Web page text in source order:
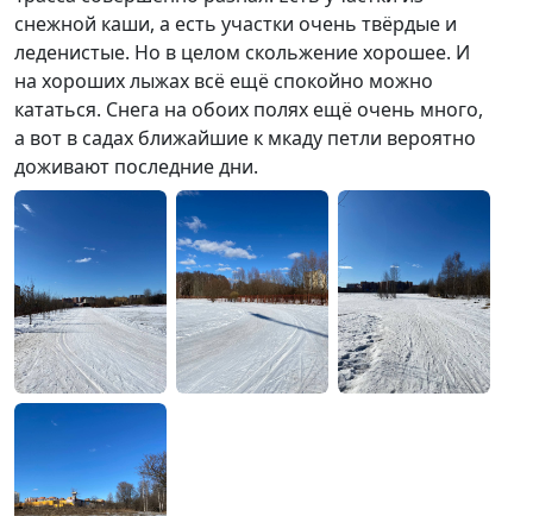
снежной каши, а есть участки очень твёрдые и
леденистые. Но в целом скольжение хорошее. И
на хороших лыжах всё ещё спокойно можно
кататься. Снега на обоих полях ещё очень много,
а вот в садах ближайшие к мкаду петли вероятно
доживают последние дни.